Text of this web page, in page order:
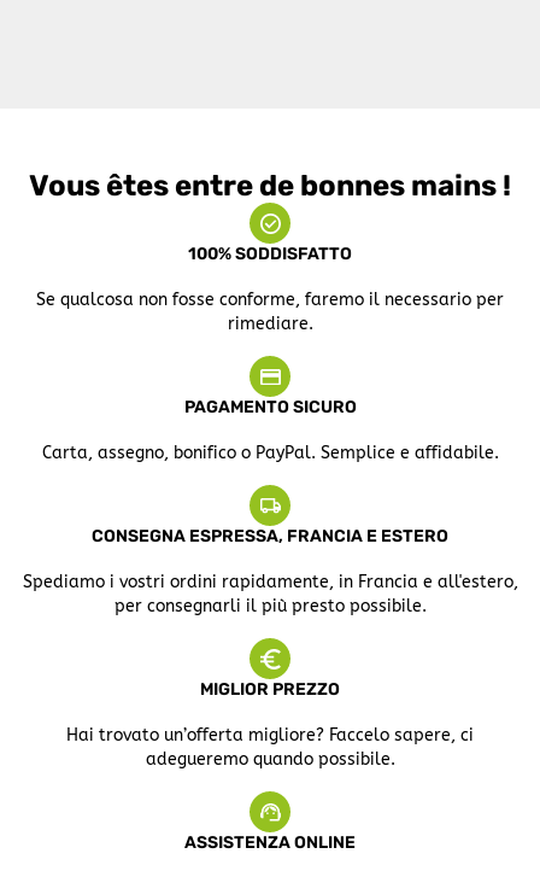
Vous êtes entre de bonnes mains !
100% SODDISFATTO
Se qualcosa non fosse conforme, faremo il necessario per
rimediare.
PAGAMENTO SICURO
Carta, assegno, bonifico o PayPal. Semplice e affidabile.
CONSEGNA ESPRESSA, FRANCIA E ESTERO
Spediamo i vostri ordini rapidamente, in Francia e all'estero,
per consegnarli il più presto possibile.
MIGLIOR PREZZO
Hai trovato un’offerta migliore? Faccelo sapere, ci
adegueremo quando possibile.
ASSISTENZA ONLINE